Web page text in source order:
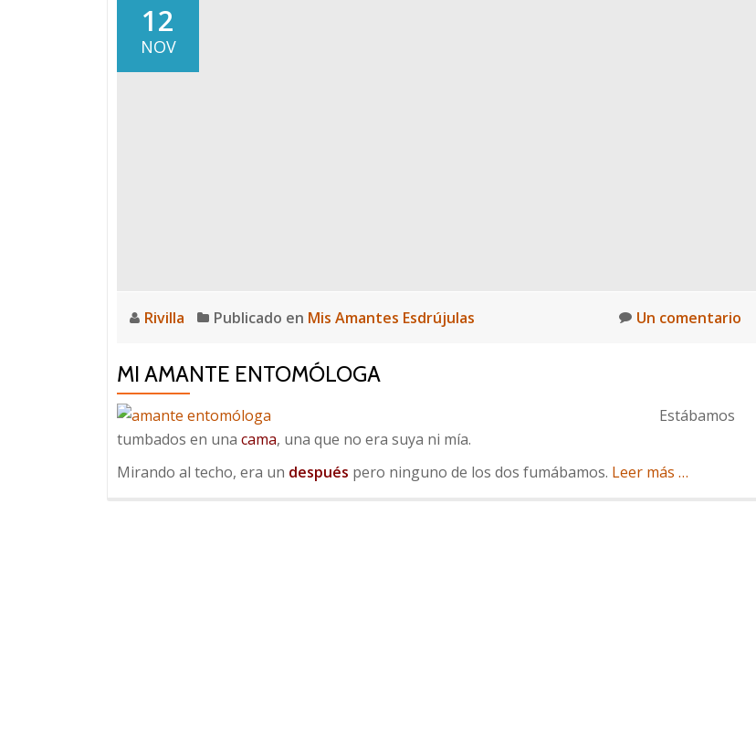
12
NOV
Rivilla Publicado en Mis Amantes Esdrújulas Un comentario
MI AMANTE ENTOMÓLOGA
Estábamos
tumbados en una cama, una que no era suya ni mía.
Mirando al techo, era un después pero ninguno de los dos fumábamos. Leer más acerca
…